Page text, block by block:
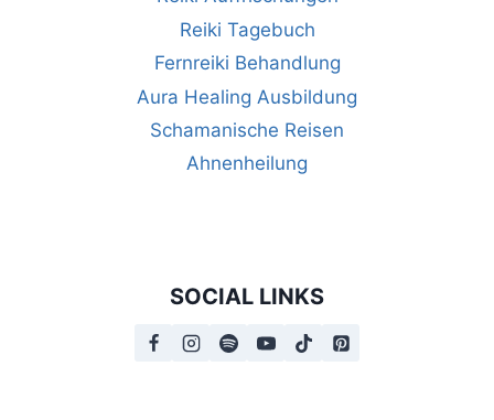
Reiki Tagebuch
Fernreiki Behandlung
Aura Healing Ausbildung
Schamanische Reisen
Ahnenheilung
SOCIAL LINKS